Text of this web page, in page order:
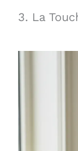
3. La